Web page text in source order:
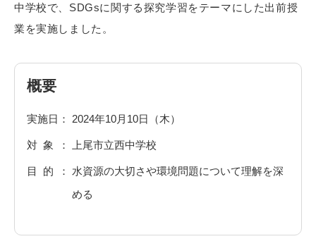
中学校で、SDGsに関する探究学習をテーマにした出前授
業を実施しました。
概要
実施日 2024年10月10日（木）
対象 上尾市立西中学校
目的
水資源の大切さや環境問題について理解を深
める